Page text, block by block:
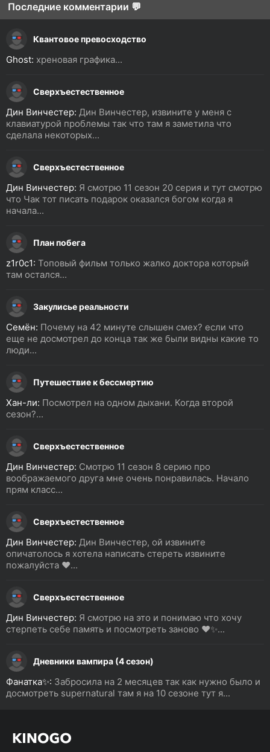
Последние комментарии 💬
Квантовое превосходство
Ghost: хреновая графика...
Сверхъестественное
Дин Винчестер: Дин Винчестер, извините у меня с
клавиатурой проблемы так что там я заметила что
сделала некоторых...
Сверхъестественное
Дин Винчестер: Я смотрю 11 сезон 20 серия и тут смотрю
что Чак тот писать подарок оказался богом когда я
начала...
План побега
z1r0c1: Топовый фильм только жалко доктора который
там остался...
Закулисье реальности
Семён: Почему на 42 минуте слышен смех? если что
еще не досмотрел до конца так же были видны какие то
люди...
Путешествие к бессмертию
Хан-ли: Посмотрел на одном дыхани. Когда второй
сезон?...
Сверхъестественное
Дин Винчестер: Смотрю 11 сезон 8 серию про
воображаемого друга мне очень понравилась. Начало
прям класс...
Сверхъестественное
Дин Винчестер: Дин Винчестер, ой извините
опичатолось я хотела написать стереть извините
пожалуйста ❤️...
Сверхъестественное
Дин Винчестер: Я смотрю на это и понимаю что хочу
стерпеть себе память и посмотреть заново ❤️✨...
Дневники вампира (4 сезон)
Фанатка✨: Забросила на 2 месяцев так как нужно было и
досмотреть supernatural там я на 10 сезоне тут я...